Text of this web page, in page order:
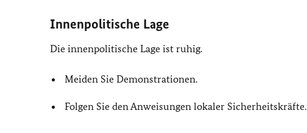
Innenpolitische Lage
Die innenpolitische Lage ist ruhig.
Meiden Sie Demonstrationen.
Folgen Sie den Anweisungen lokaler Sicherheitskräfte.